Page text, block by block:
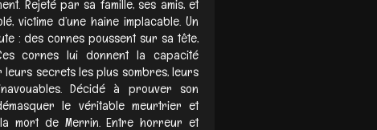
Rejeté par sa famille, ses amis, et
victime d’une haine implacable. Un
: des cornes poussent sur sa tête,
cornes lui donnent la capacité
secrets les plus sombres, leurs
Décidé à prouver son
le véritable meurtrier et
mort de Merrin. Entre horreur et